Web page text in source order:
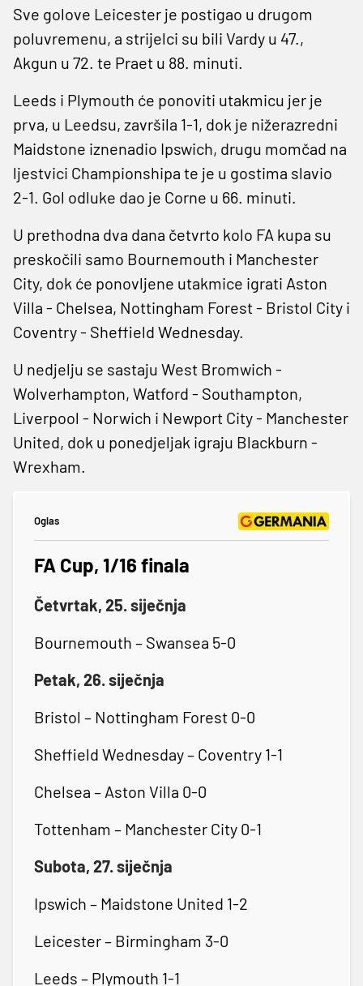
Sve golove Leicester je postigao u drugom
poluvremenu, a strijelci su bili Vardy u 47.,
Akgun u 72. te Praet u 88. minuti.
Leeds i Plymouth će ponoviti utakmicu jer je
prva, u Leedsu, završila 1-1, dok je nižerazredni
Maidstone iznenadio Ipswich, drugu momčad na
ljestvici Championshipa te je u gostima slavio
2-1. Gol odluke dao je Corne u 66. minuti.
U prethodna dva dana četvrto kolo FA kupa su
preskočili samo Bournemouth i Manchester
City, dok će ponovljene utakmice igrati Aston
Villa - Chelsea, Nottingham Forest - Bristol City i
Coventry - Sheffield Wednesday.
U nedjelju se sastaju West Bromwich -
Wolverhampton, Watford - Southampton,
Liverpool - Norwich i Newport City - Manchester
United, dok u ponedjeljak igraju Blackburn -
Wrexham.
Oglas
FA Cup, 1/16 finala
Četvrtak, 25. siječnja
Bournemouth – Swansea 5-0
Petak, 26. siječnja
Bristol – Nottingham Forest 0-0
Sheffield Wednesday – Coventry 1-1
Chelsea – Aston Villa 0-0
Tottenham – Manchester City 0-1
Subota, 27. siječnja
Ipswich – Maidstone United 1-2
Leicester – Birmingham 3-0
Leeds – Plymouth 1-1